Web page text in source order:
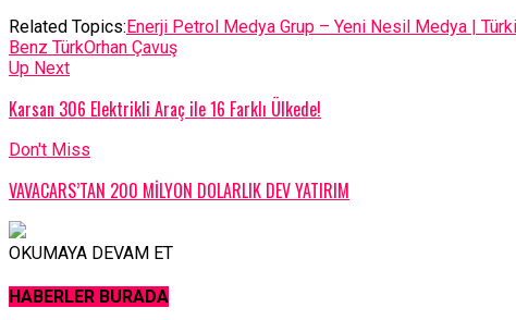
Related Topics:Enerji Petrol Medya Grup – Yeni Nesil Medya |
Benz TürkOrhan Çavuş
Up Next
Karsan 306 Elektrikli Araç ile 16 Farklı Ülkede!
Don't Miss
VAVACARS’TAN 200 MİLYON DOLARLIK DEV YATIRIM
OKUMAYA DEVAM ET
HABERLER BURADA